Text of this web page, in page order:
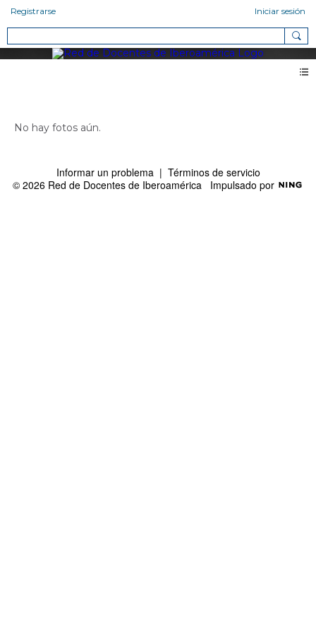
Registrarse Iniciar sesión
No hay fotos aún.
Informar un problema| Términos de servicio
© 2026 Red de Docentes de Iberoamérica Impulsado por